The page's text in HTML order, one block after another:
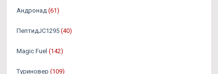
Андронад (61)
ПептидJC1295 (40)
Magic Fuel (142)
Туриновер (109)